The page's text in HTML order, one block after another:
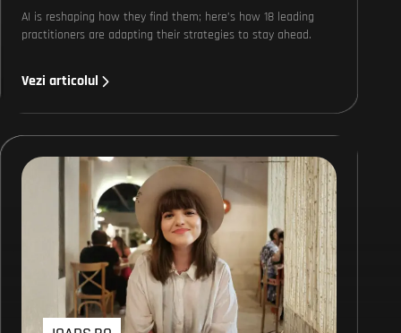
AI is reshaping how they find them; here’s how 18 leading
practitioners are adapting their strategies to stay ahead.
Vezi articolul